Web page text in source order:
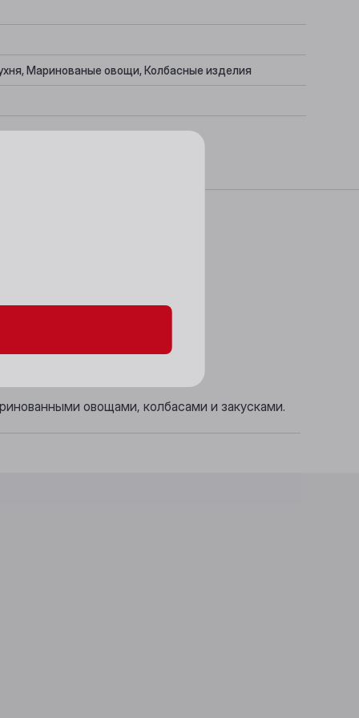
Маринованые овощи, Колбасные изделия
овощами, колбасами и закусками.